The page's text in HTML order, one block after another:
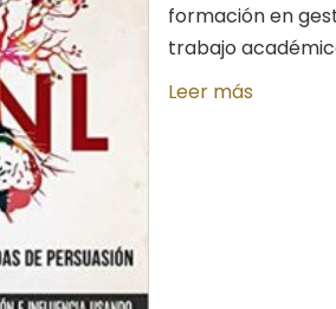
formación en
trabajo
Leer más